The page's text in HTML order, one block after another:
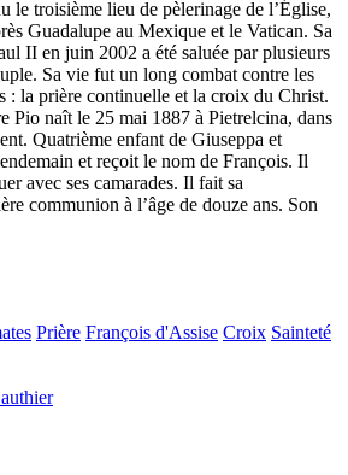
le troisième lieu de pèlerinage de l’Église,
Guadalupe au Mexique et le Vatican. Sa
II en juin 2002 a été saluée par plusieurs
Sa vie fut un long combat contre les
: la prière continuelle et la croix du Christ.
Pio naît le 25 mai 1887 à Pietrelcina, dans
Quatrième enfant de Giuseppa et
et reçoit le nom de François. Il
avec ses camarades. Il fait sa
communion à l’âge de douze ans. Son
Prière François d'Assise Croix Sainteté